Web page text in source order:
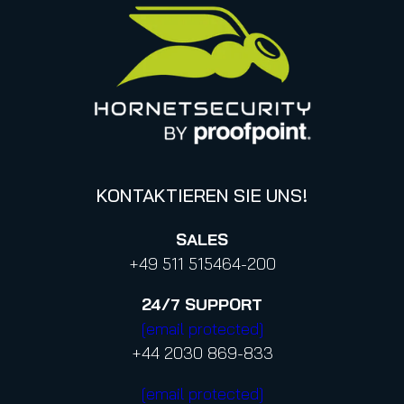
Online Events & Webinare
Datenschutzhinweise für Bewerbungen
KONTAKTIEREN SIE UNS!
SALES
+49 511 515464-200
24/7 SUPPORT
[email protected]
+44 2030 869-833
[email protected]